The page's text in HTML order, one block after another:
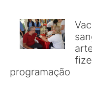
programação